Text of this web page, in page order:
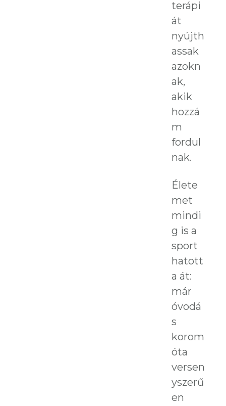
terápi
át
nyújth
assak
azokn
ak,
akik
hozzá
m
fordul
nak.
Élete
met
mindi
g is a
sport
hatott
a át:
már
óvodá
s
korom
óta
versen
yszerű
en